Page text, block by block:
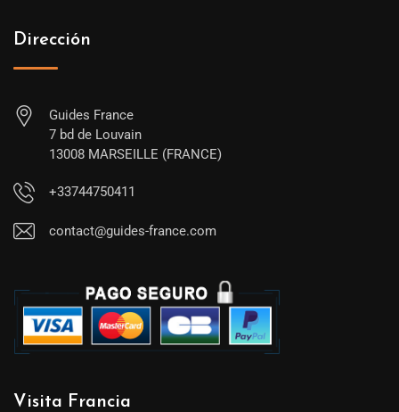
Dirección
Guides France
7 bd de Louvain
13008 MARSEILLE (FRANCE)
+33744750411
contact@guides-france.com
Visita Francia